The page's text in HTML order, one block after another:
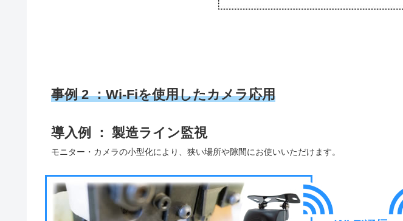
事例 2 ：Wi-Fiを使用したカメラ応用
導入例 ： 製造ライン監視
モニター・カメラの小型化により、狭い場所や隙間にお使いいただけます。